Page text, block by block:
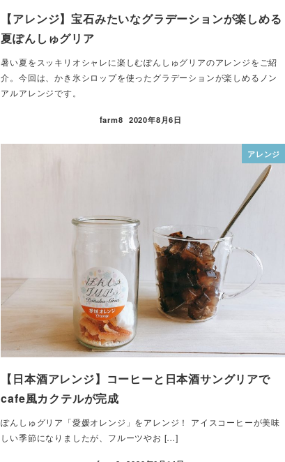
【アレンジ】宝石みたいなグラデーションが楽しめる
夏ぽんしゅグリア
暑い夏をスッキリオシャレに楽しむぽんしゅグリアのアレンジをご紹
介。今回は、かき氷シロップを使ったグラデーションが楽しめるノン
アルアレンジです。
farm8 2020年8月6日
アレンジ
【日本酒アレンジ】コーヒーと日本酒サングリアで
cafe風カクテルが完成
ぽんしゅグリア「愛媛オレンジ」をアレンジ！ アイスコーヒーが美味
しい季節になりましたが、フルーツやお […]